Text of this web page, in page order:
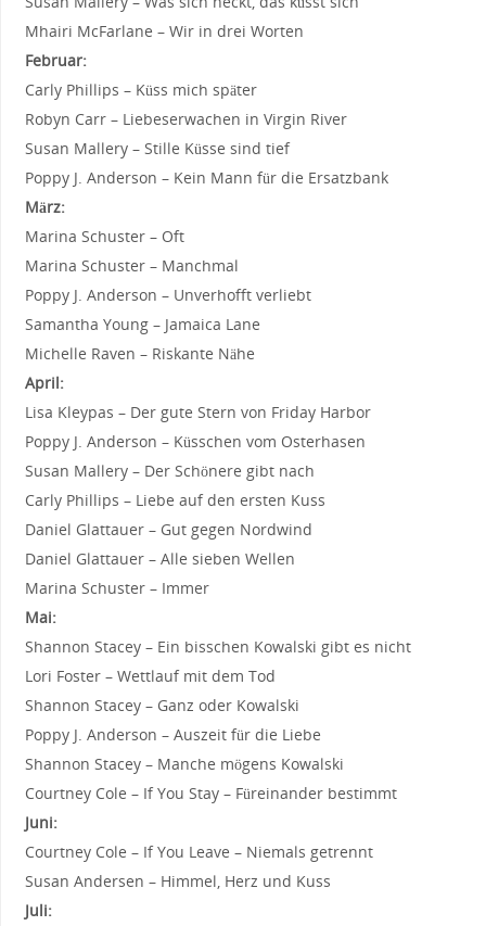
Mhairi McFarlane – Wir in drei Worten
Februar:
Carly Phillips – Küss mich später
Robyn Carr – Liebeserwachen in Virgin River
Susan Mallery – Stille Küsse sind tief
Poppy J. Anderson – Kein Mann für die Ersatzbank
März:
Marina Schuster – Oft
Marina Schuster – Manchmal
Poppy J. Anderson – Unverhofft verliebt
Samantha Young – Jamaica Lane
Michelle Raven – Riskante Nähe
April:
Lisa Kleypas – Der gute Stern von Friday Harbor
Poppy J. Anderson – Küsschen vom Osterhasen
Susan Mallery – Der Schönere gibt nach
Carly Phillips – Liebe auf den ersten Kuss
Daniel Glattauer – Gut gegen Nordwind
Daniel Glattauer – Alle sieben Wellen
Marina Schuster – Immer
Mai:
Shannon Stacey – Ein bisschen Kowalski gibt es nicht
Lori Foster – Wettlauf mit dem Tod
Shannon Stacey – Ganz oder Kowalski
Poppy J. Anderson – Auszeit für die Liebe
Shannon Stacey – Manche mögens Kowalski
Courtney Cole – If You Stay – Füreinander bestimmt
Juni:
Courtney Cole – If You Leave – Niemals getrennt
Susan Andersen – Himmel, Herz und Kuss
Juli: